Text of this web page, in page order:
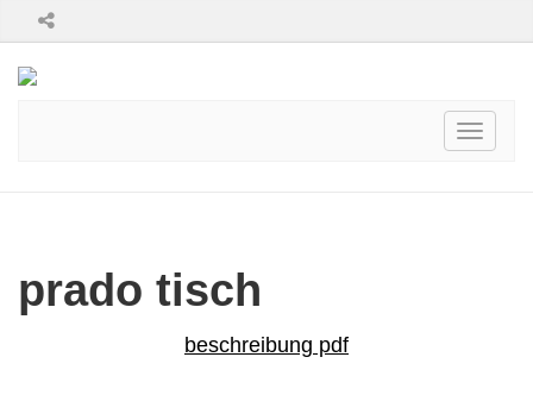
Toggle
prado tisch
beschreibung pdf